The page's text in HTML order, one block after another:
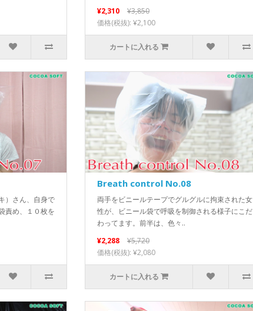
¥2,310
¥3,850
価格(税抜): ¥2,100
カートに入れる
）さん、自身で
責め、１０枚を
Breath control No.08
両手をビニールテープでグルグルに拘束された女
性が、ビニール袋で呼吸を制御される様子にこだ
わってます。前半は、色々..
¥2,288
¥5,720
価格(税抜): ¥2,080
カートに入れる